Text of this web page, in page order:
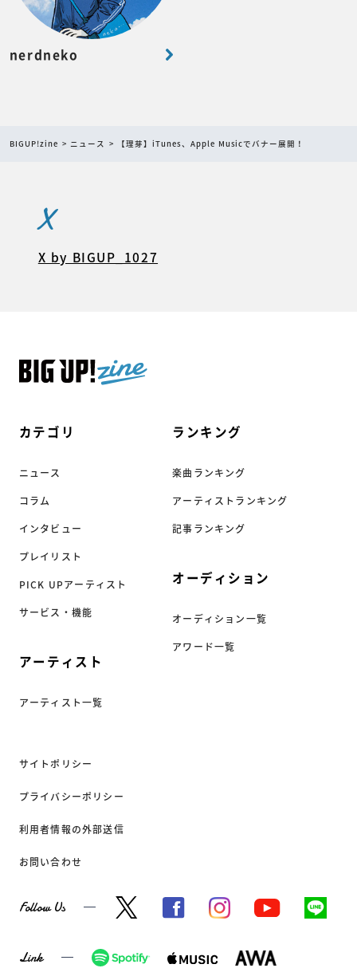
nerdneko
BIGUP!zine ニュース 【理芽】iTunes、Apple Musicでバナー展開！
カテゴリ
ニュース
コラム
インタビュー
プレイリスト
PICK UPアーティスト
サービス・機能
アーティスト
アーティスト一覧
ランキング
楽曲ランキング
アーティストランキング
記事ランキング
オーディション
オーディション一覧
アワード一覧
サイトポリシー
プライバシーポリシー
利用者情報の外部送信
お問い合わせ
Follow Us
Link
X
X by BIGUP_1027